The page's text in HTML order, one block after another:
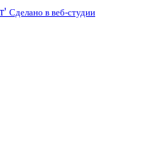
Сделано в веб-студии